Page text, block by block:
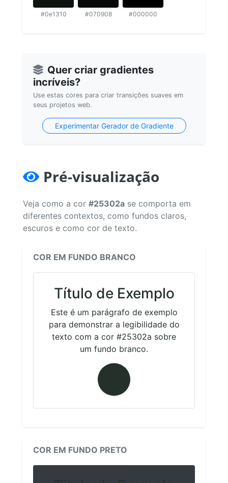
#0e1310 #070908 #000000
Quer criar gradientes
incríveis?
Use estas cores para criar transições suaves em
seus projetos web.
Experimentar Gerador de Gradiente
Pré-visualização
Veja como a cor #25302a se comporta em
diferentes contextos, como fundos claros,
escuros e como cor de texto.
COR EM FUNDO BRANCO
Título de Exemplo
Este é um parágrafo de exemplo
para demonstrar a legibilidade do
texto com a cor #25302a sobre
um fundo branco.
COR EM FUNDO PRETO